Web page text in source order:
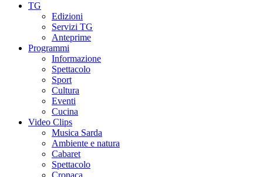
TG
Edizioni
Servizi TG
Anteprime
Programmi
Informazione
Spettacolo
Sport
Cultura
Eventi
Cucina
Video Clips
Musica Sarda
Ambiente e natura
Cabaret
Spettacolo
Cronaca